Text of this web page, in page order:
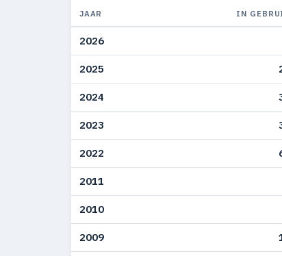
JAAR IN
2026
2025
2024
2023
2022
2011
2010
2009